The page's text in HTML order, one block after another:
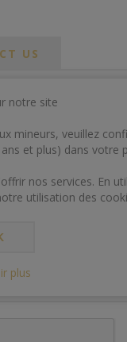
US
notre site
mineurs, veuillez
et plus) dans votre
nos services. En
utilisation des
plus